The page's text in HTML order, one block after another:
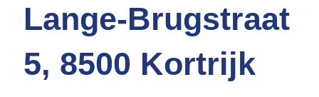
Lange-Brugstraat
5, 8500 Kortrijk